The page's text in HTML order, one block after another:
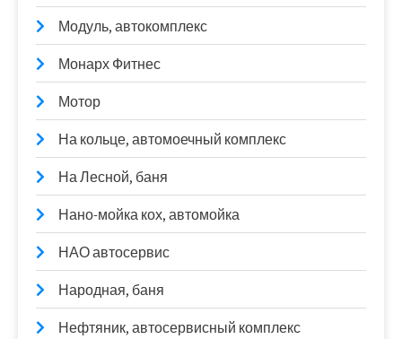
Модуль, автокомплекс
Монарх Фитнес
Мотор
На кольце, автомоечный комплекс
На Лесной, баня
Нано-мойка кох, автомойка
НАО автосервис
Народная, баня
Нефтяник, автосервисный комплекс